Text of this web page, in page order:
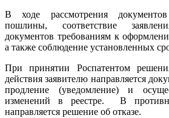
В ходе рассмотрения документов
пошлины, соответствие
документов требованиям к
а также соблюдение установленных
При принятии Роспатентом
действия заявителю направляется
продление (уведомление) и
изменений в реестре. В
направляется решение об отказе.